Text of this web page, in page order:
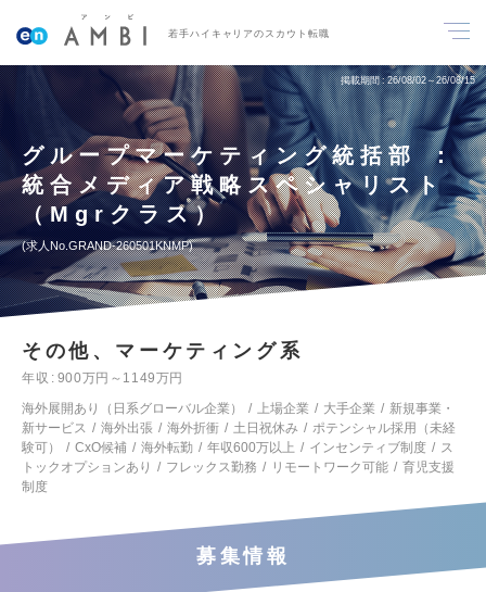
若手ハイキャリアのスカウト転職
掲載期間 26/08/02～26/08/15
グループマーケティング統括部 ：
統合メディア戦略スペシャリスト
（Mgrクラス）
求人No.GRAND-260501KNMP
その他、マーケティング系
年収
900万円～1149万円
海外展開あり（日系グローバル企業）
上場企業 大手企業
新規事業・
新サービス
海外出張 海外折衝 土日祝休み
ポテンシャル採用（未経
験可）
CxO候補 海外転勤 年収600万以上 インセンティブ制度
ス
トックオプションあり
フレックス勤務 リモートワーク可能
育児支援
制度
募集情報